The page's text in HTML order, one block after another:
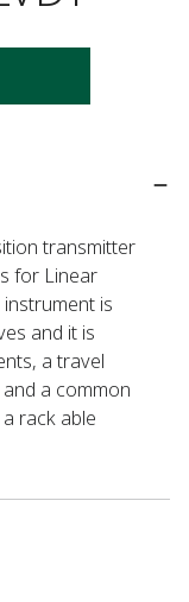
transmitter
for Linear
is
and it is
a travel
a common
rack able